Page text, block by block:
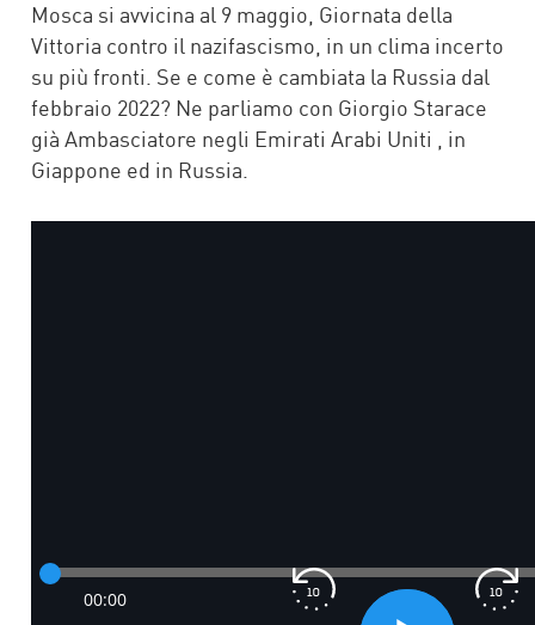
Mosca si avvicina al 9 maggio, Giornata della
Vittoria contro il nazifascismo, in un clima incerto
su più fronti. Se e come è cambiata la Russia dal
febbraio 2022? Ne parliamo con Giorgio Starace
già Ambasciatore negli Emirati Arabi Uniti , in
Giappone ed in Russia.